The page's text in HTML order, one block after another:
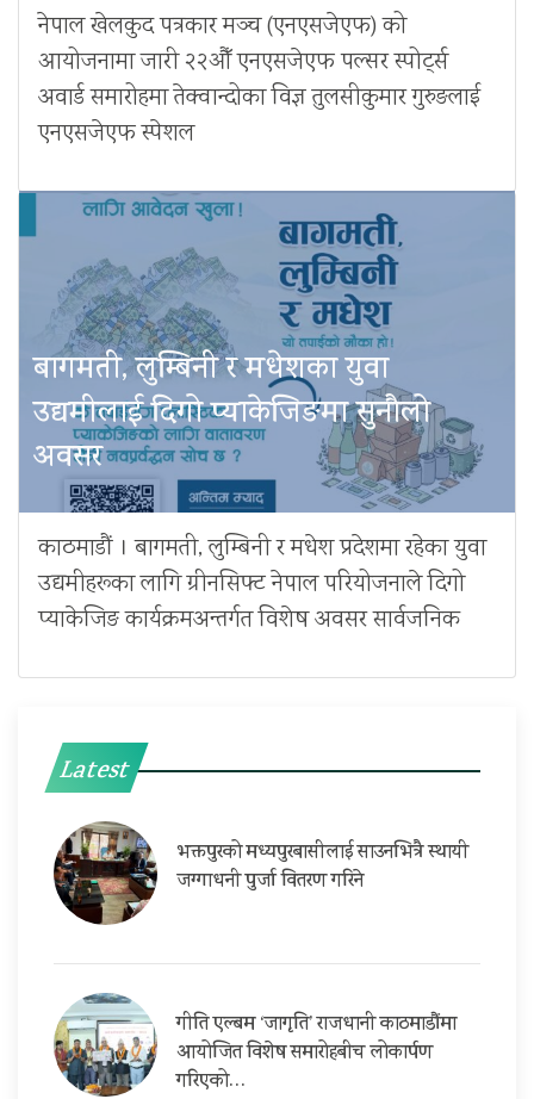
नेपाल खेलकुद पत्रकार मञ्च (एनएसजेएफ) को
आयोजनामा जारी २२औँ एनएसजेएफ पल्सर स्पोर्ट्स
अवार्ड समारोहमा तेक्वान्दोका विज्ञ तुलसीकुमार गुरुङलाई
एनएसजेएफ स्पेशल
बागमती, लुम्बिनी र मधेशका युवा
उद्यमीलाई दिगो प्याकेजिङमा सुनौलो
अवसर
काठमाडौं । बागमती, लुम्बिनी र मधेश प्रदेशमा रहेका युवा
उद्यमीहरूका लागि ग्रीनसिफ्ट नेपाल परियोजनाले दिगो
प्याकेजिङ कार्यक्रमअन्तर्गत विशेष अवसर सार्वजनिक
Latest
भक्तपुरको मध्यपुरबासीलाई साउनभित्रै स्थायी
जग्गाधनी पुर्जा वितरण गरिने
गीति एल्बम ‘जागृति’ राजधानी काठमाडौंमा
आयोजित विशेष समारोहबीच लोकार्पण
गरिएको…